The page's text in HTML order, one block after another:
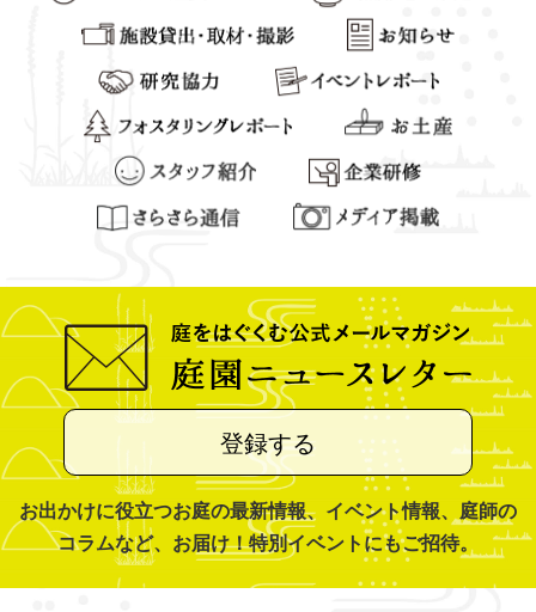
登録する
お出かけに役立つお庭の最新情報、イベント情報、庭師の
コラムなど、お届け！特別イベントにもご招待。